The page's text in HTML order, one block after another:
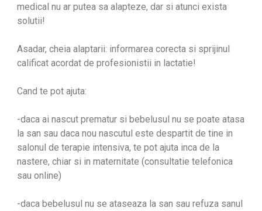
medical nu ar putea sa alapteze, dar si atunci exista
solutii!
Asadar, cheia alaptarii: informarea corecta si sprijinul
calificat acordat de profesionistii in lactatie!
Cand te pot ajuta:
-daca ai nascut prematur si bebelusul nu se poate atasa
la san sau daca nou nascutul este despartit de tine in
salonul de terapie intensiva, te pot ajuta inca de la
nastere, chiar si in maternitate (consultatie telefonica
sau online)
-daca bebelusul nu se ataseaza la san sau refuza sanul